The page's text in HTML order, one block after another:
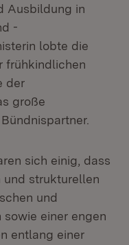
Ausbildung in
-
lobte die
frühkindlichen
der
große
sich einig, dass
und strukturellen
und
einer engen
entlang einer